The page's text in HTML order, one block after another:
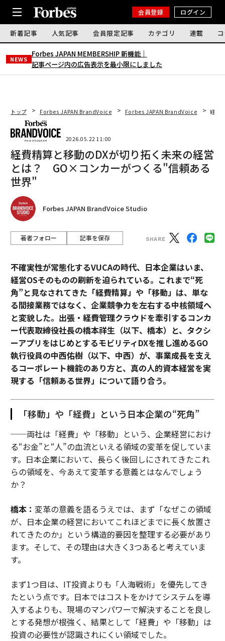
会員登録 ログイン
新着記事 人気記事 会員限定記事 カテゴリ 連載
NEWS
Forbes JAPAN MEMBERSHIP 新機能｜
記事ページ内の広告表示を最小限にしました
トップ Forbes JAPAN BrandVoice Forbes JAPAN BrandVoice 経費
2026.05.22 11:00
経費精算と移動のDXが切り拓く未来の経営
とは？ GO×コンカーがつくる"信頼ある
世界"
Forbes JAPAN BrandVoice Studio
著者フォロー 記事を保存
不確実性が常態化するVUCAの時代、日本企業はいま、
経営OSそのものの刷新を迫られている。これまで“死
角”と見なされてきた「経費精算」や「移動」は、単な
る間接業務ではなく、企業競争力を左右する中核領域へ
と変貌した。出張・経費管理クラウドを牽引するコンカ
ー代表取締役社長の橋本祥生（以下、橋本）と、タクシ
ーアプリをはじめとするモビリティDXを推し進めるGO
執行役員の中西佑樹（以下、中西）が、事業成長を支え
るコーポレート機能のあり方と、真の人的資本経営を実
現する「信頼ある世界」について語り合う。
「移動」や「経費」という日本企業の“死角”
──両社は「経費」や「移動」という、企業経営におけ
る“お金”と“人”の血流といえる領域の変革を促していま
す。日本企業において、長らく後回しにされてきたこれ
らの領域を、今あえて変革する意義とはなんでしょう
か？
橋本： 変革の意義を語るうえでは、まず「なぜこの領域
が、日本企業の経営においてこれほどまでに長く放置さ
れてきたのか」という構造的要因を整理する必要があり
ます。そして、その理由は大きく3つあると考えていま
す。
まず1つ目は、IT投資よりも「人海戦術」を優先してき
たという点です。日本ではコストをかけてシステムを導
入するよりも、現場のマンパワーで解決することを良し
とする発想が根強く、結果として「経費」や「移動」は
投資の必要性が認識されにくい領域でした。